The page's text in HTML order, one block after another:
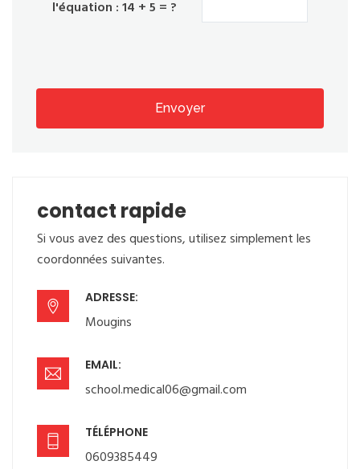
l'équation : 14 + 5 = ?
Envoyer
contact rapide
Si vous avez des questions, utilisez simplement les
coordonnées suivantes.
ADRESSE:
Mougins
EMAIL:
school.medical06@gmail.com
TÉLÉPHONE
0609385449